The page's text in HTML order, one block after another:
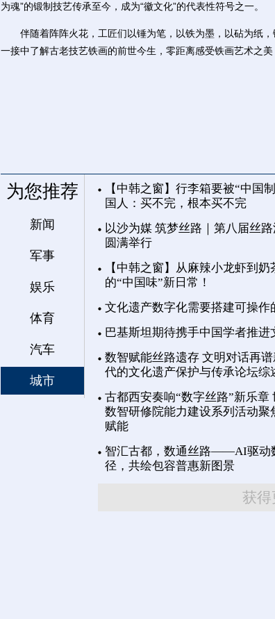
为魂”的锻制技艺传承至今，成为“徽文化”的代表性符号之一。
伴随着阵阵火花，工匠们以锤为笔，以铁为墨，以砧为纸，
一接中了解古老技艺铁画的前世今生，零距离感受铁画艺术之
为您推荐
新闻
军事
娱乐
体育
汽车
城市
【中韩之窗】行李箱要被“中国
国人：买不完，根本买不完
以沙为媒 筑梦丝路｜第八届丝
圆满举行
【中韩之窗】从麻辣小龙虾到奶
的“中国味”新日常！
文化遗产数字化需要搭建可操作
巴基斯坦期待携手中国学者推进
数智赋能丝路遗存 文明对话再
代的文化遗产保护与传承论坛综
古都西安奏响“数字丝路”新乐章
数智研修院能力建设系列活动聚
赋能
智汇古都，数通丝路——AI驱动
径，共绘包容普惠新图景
获得